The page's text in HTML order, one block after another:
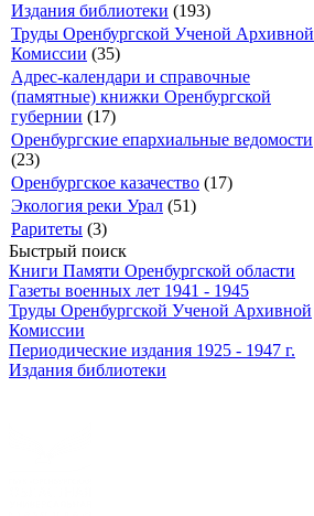
Издания библиотеки (193)
Труды Оренбургской Ученой Архивной
Комиссии (35)
Адрес-календари и справочные
(памятные) книжки Оренбургской
губернии (17)
Оренбургские епархиальные ведомости
(23)
Оренбургское казачество (17)
Экология реки Урал (51)
Раритеты (3)
Быстрый поиск
Книги Памяти Оренбургской области
Газеты военных лет 1941 - 1945
Труды Оренбургской Ученой Архивной
Комиссии
Периодические издания 1925 - 1947 г.
Издания библиотеки